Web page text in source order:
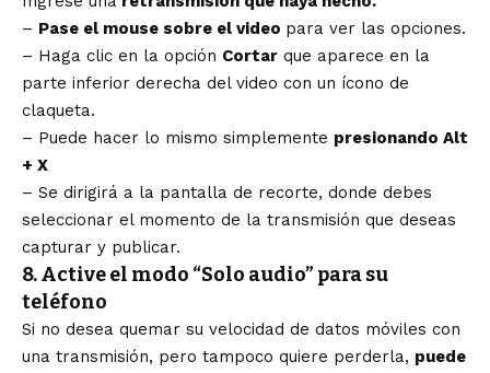
– Pase el mouse sobre el video para ver las opciones.
– Haga clic en la opción Cortar que aparece en la
parte inferior derecha del video con un ícono de
claqueta.
– Puede hacer lo mismo simplemente presionando Alt
+ X
– Se dirigirá a la pantalla de recorte, donde debes
seleccionar el momento de la transmisión que deseas
capturar y publicar.
8. Active el modo “Solo audio” para su
teléfono
Si no desea quemar su velocidad de datos móviles con
una transmisión, pero tampoco quiere perderla, puede